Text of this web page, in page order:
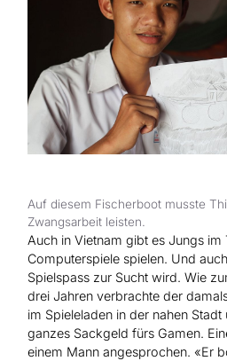
Auf diesem Fischerboot musste
Zwangsarbeit leisten.
Auch in Vietnam gibt es Jungs im
Computerspiele spielen. Und
Spielspass zur Sucht wird. Wie
drei Jahren verbrachte der
im Spieleladen in der nahen
ganzes Sackgeld fürs Gamen.
einem Mann angesprochen. «Er